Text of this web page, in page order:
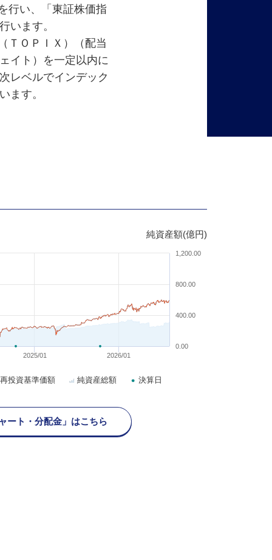
行い、「東証株価指
います。
ＴＯＰＩＸ）（配当
イト）を一定以内に
レベルでインデック
ます。
純資産額(億円)
2025/01 2026/01
0.00
400.00
800.00
1,200.00
投資基準価額 純資産総額 決算日
ート・分配金」はこちら